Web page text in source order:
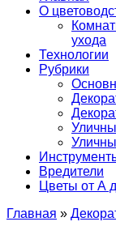
О
ухода
Технологии
Рубрики
Вредители
Цветы от А
Главная »